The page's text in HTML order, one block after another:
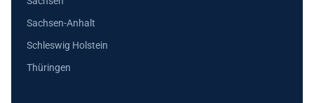
Sachsen-Anhalt
Schleswig Holstein
Thüringen